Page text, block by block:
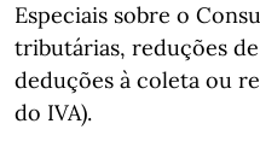
Especiais sobre o
tributárias, reduções
deduções à coleta ou
do IVA).